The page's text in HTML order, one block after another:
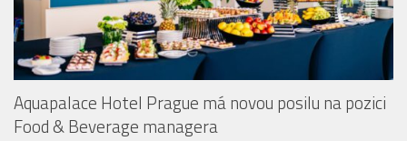
Aquapalace Hotel Prague má novou posilu na pozici
Food & Beverage managera